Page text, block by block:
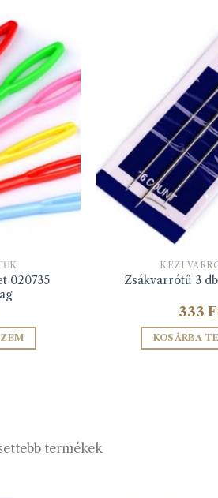
020735
KÉZI
Zsákvarrótű 3
333
KOSÁRBA
termékek